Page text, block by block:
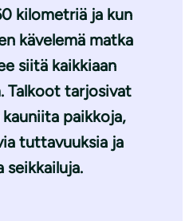
kilometriä ja kun
kävelemä matka
siitä kaikkiaan
Talkoot tarjosivat
paikkoja,
tuttavuuksia ja
seikkailuja.